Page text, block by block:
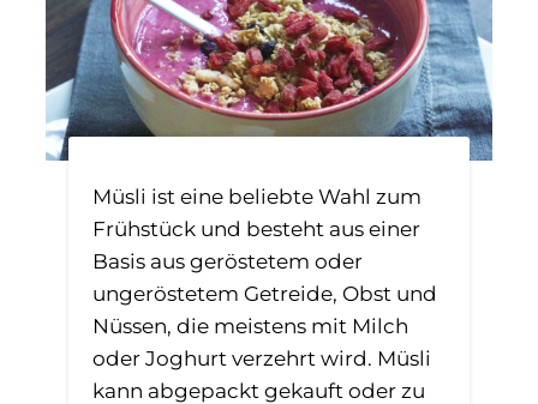
Müsli ist eine beliebte Wahl zum
Frühstück und besteht aus einer
Basis aus geröstetem oder
ungeröstetem Getreide, Obst und
Nüssen, die meistens mit Milch
oder Joghurt verzehrt wird. Müsli
kann abgepackt gekauft oder zu